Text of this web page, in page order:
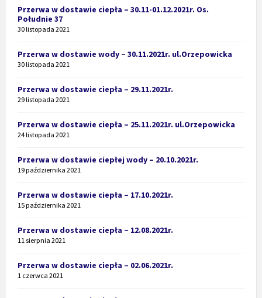
Przerwa w dostawie ciepła – 30.11-01.12.2021r. Os.
Południe 37
30 listopada 2021
Przerwa w dostawie wody – 30.11.2021r. ul.Orzepowicka
30 listopada 2021
Przerwa w dostawie ciepła – 29.11.2021r.
29 listopada 2021
Przerwa w dostawie ciepła – 25.11.2021r. ul.Orzepowicka
24 listopada 2021
Przerwa w dostawie ciepłej wody – 20.10.2021r.
19 października 2021
Przerwa w dostawie ciepła – 17.10.2021r.
15 października 2021
Przerwa w dostawie ciepła – 12.08.2021r.
11 sierpnia 2021
Przerwa w dostawie ciepła – 02.06.2021r.
1 czerwca 2021